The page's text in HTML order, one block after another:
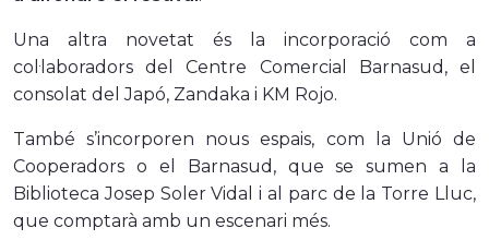
Una altra novetat és la incorporació com a
col·laboradors del Centre Comercial Barnasud, el
consolat del Japó, Zandaka i KM Rojo.
També s’incorporen nous espais, com la Unió de
Cooperadors o el Barnasud, que se sumen a la
Biblioteca Josep Soler Vidal i al parc de la Torre Lluc,
que comptarà amb un escenari més.